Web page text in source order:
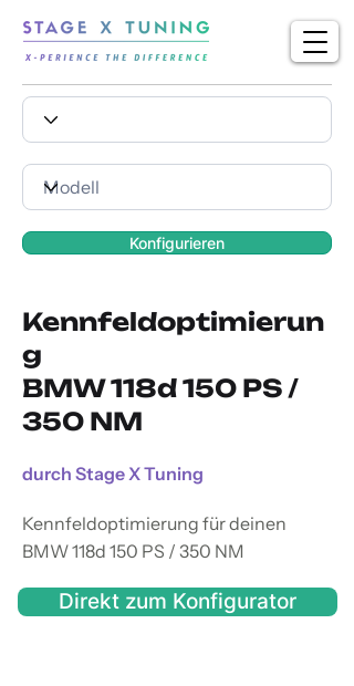
Konfigurieren
Kennfeldoptimierun
g
BMW 118d 150 PS /
350 NM
durch Stage X Tuning
Kennfeldoptimierung für deinen
BMW 118d 150 PS / 350 NM
Direkt zum Konfigurator